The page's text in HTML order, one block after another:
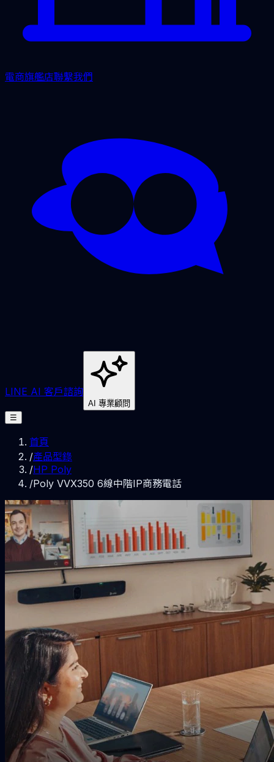
電商旗艦店聯繫我們
LINE AI 客戶諮詢
AI 專業顧問
☰
首頁
/產品型錄
/HP Poly
/Poly VVX350 6線中階IP商務電話